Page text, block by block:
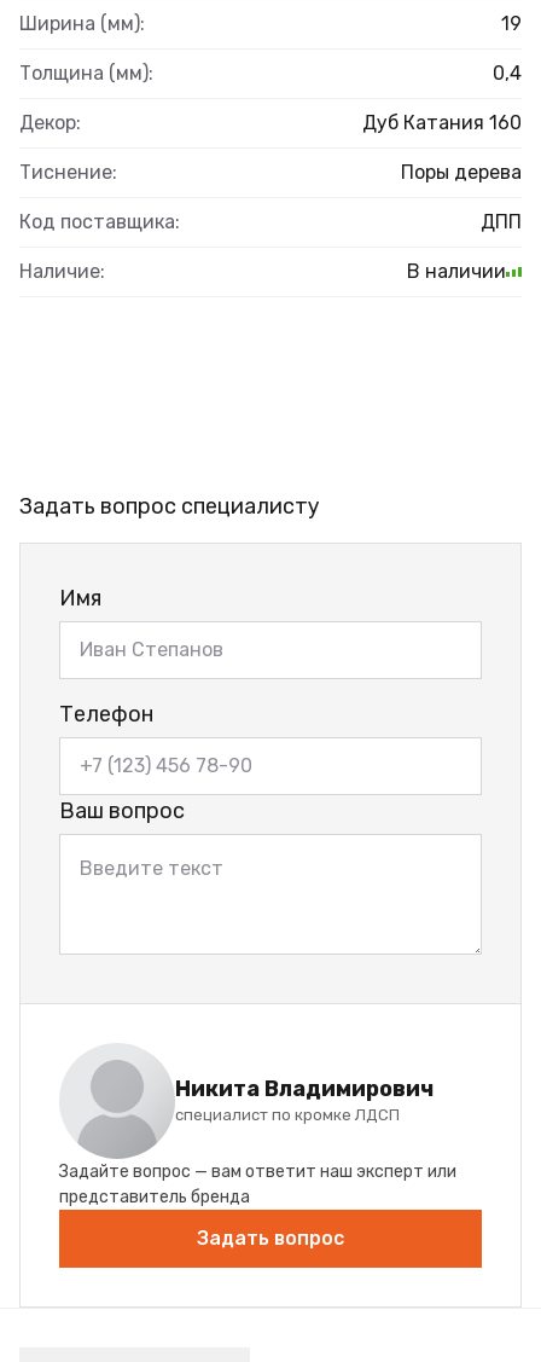
Ширина (мм): 19
Толщина (мм): 0,4
Декор: Дуб Катания 160
Тиснение: Поры дерева
Код поставщика: ДПП
Наличие: В наличии
Задать вопрос специалисту
Имя
Телефон
Ваш вопрос
Никита Владимирович
специалист по кромке ЛДСП
Задайте вопрос — вам ответит наш эксперт или
представитель бренда
Задать вопрос